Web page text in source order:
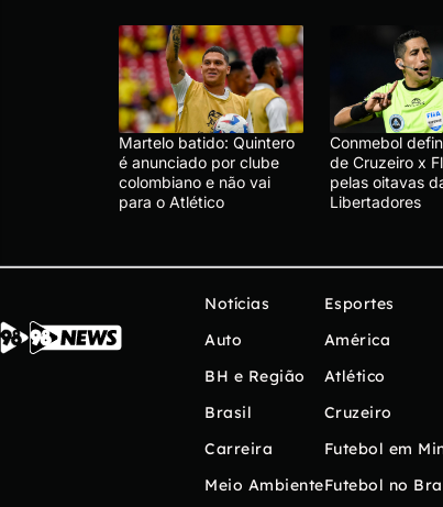
Martelo batido: Quintero
é anunciado por clube
colombiano e não vai
para o Atlético
Conmebol
de Cruzeiro x
pelas oitavas
Libertadores
Notícias
Auto
BH e Região
Brasil
Carreira
Meio Ambiente
Esportes
América
Atlético
Cruzeiro
Futebol em
Futebol no